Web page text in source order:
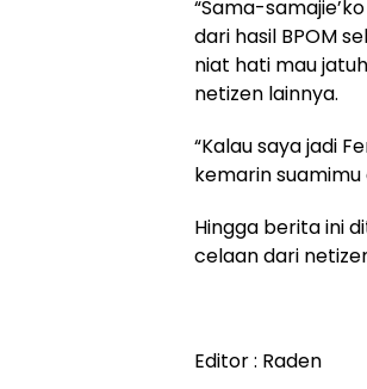
“Sama-
dari hasil BPOM
niat hati mau
netizen lainnya.
“Kalau saya jadi
kemarin
Hingga berita ini
celaan dari
Editor : Raden